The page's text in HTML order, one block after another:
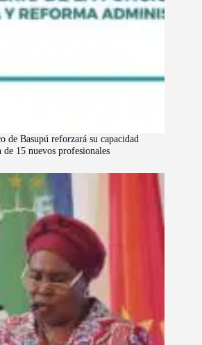
Basupú reforzará su capacidad
15 nuevos profesionales